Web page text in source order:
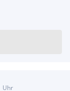
Uhr